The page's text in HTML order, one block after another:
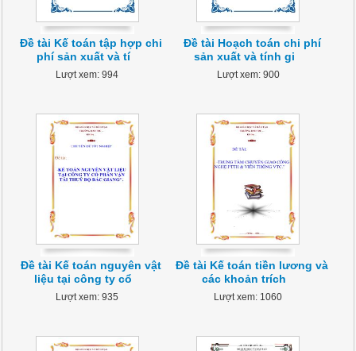
Đề tài Kế toán tập hợp chi
phí sản xuất và tí
Lượt xem: 994
Đề tài Hoạch toán chi phí
sản xuất và tính gi
Lượt xem: 900
Đề tài Kế toán nguyên vật
liệu tại công ty cổ
Lượt xem: 935
Đề tài Kế toán tiền lương và
các khoản trích
Lượt xem: 1060